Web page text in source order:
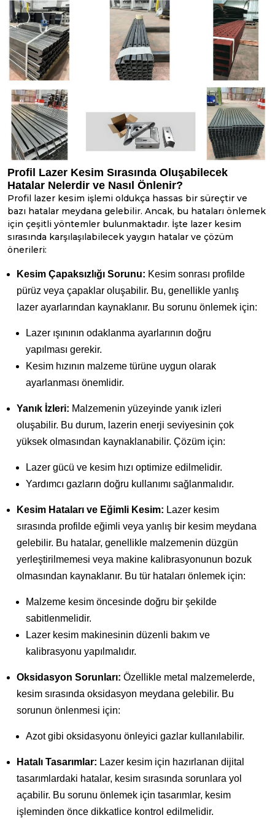
Profil Lazer Kesim Sırasında Oluşabilecek
Hatalar Nelerdir ve Nasıl Önlenir?
Profil lazer kesim işlemi oldukça hassas bir süreçtir ve
bazı hatalar meydana gelebilir. Ancak, bu hataları önlemek
için çeşitli yöntemler bulunmaktadır. İşte lazer kesim
sırasında karşılaşılabilecek yaygın hatalar ve çözüm
önerileri:
Kesim Çapaksızlığı Sorunu: Kesim sonrası profilde
pürüz veya çapaklar oluşabilir. Bu, genellikle yanlış
lazer ayarlarından kaynaklanır. Bu sorunu önlemek için:
Lazer ışınının odaklanma ayarlarının doğru
yapılması gerekir.
Kesim hızının malzeme türüne uygun olarak
ayarlanması önemlidir.
Yanık İzleri: Malzemenin yüzeyinde yanık izleri
oluşabilir. Bu durum, lazerin enerji seviyesinin çok
yüksek olmasından kaynaklanabilir. Çözüm için:
Lazer gücü ve kesim hızı optimize edilmelidir.
Yardımcı gazların doğru kullanımı sağlanmalıdır.
Kesim Hataları ve Eğimli Kesim: Lazer kesim
sırasında profilde eğimli veya yanlış bir kesim meydana
gelebilir. Bu hatalar, genellikle malzemenin düzgün
yerleştirilmemesi veya makine kalibrasyonunun bozuk
olmasından kaynaklanır. Bu tür hataları önlemek için:
Malzeme kesim öncesinde doğru bir şekilde
sabitlenmelidir.
Lazer kesim makinesinin düzenli bakım ve
kalibrasyonu yapılmalıdır.
Oksidasyon Sorunları: Özellikle metal malzemelerde,
kesim sırasında oksidasyon meydana gelebilir. Bu
sorunun önlenmesi için:
Azot gibi oksidasyonu önleyici gazlar kullanılabilir.
Hatalı Tasarımlar: Lazer kesim için hazırlanan dijital
tasarımlardaki hatalar, kesim sırasında sorunlara yol
açabilir. Bu sorunu önlemek için tasarımlar, kesim
işleminden önce dikkatlice kontrol edilmelidir.